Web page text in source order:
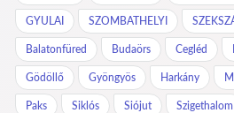
GYULAI SZOMBATHELYI
Balatonfüred Budaörs Cegléd
Gödöllő Gyöngyös Harkány
Paks Siklós Siójut Szigethalom